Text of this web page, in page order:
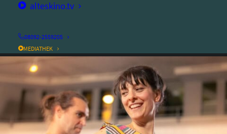
alteskino.tv
08092-2559205
MEDIATHEK
Eintritt frei